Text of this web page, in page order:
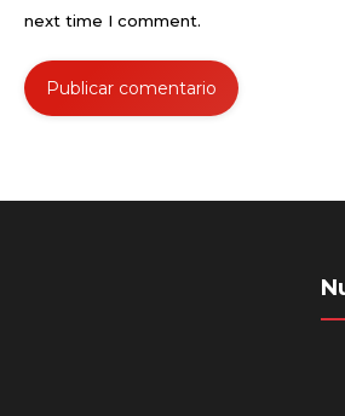
next time I comment.
Publicar comentario